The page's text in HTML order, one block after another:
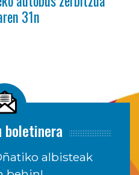
31n
boletinera
albisteak